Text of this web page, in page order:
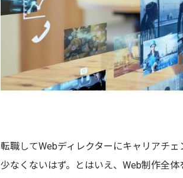
転職してWebディレクターにキャリアチ
少なくないはず。とはいえ、Web制作全